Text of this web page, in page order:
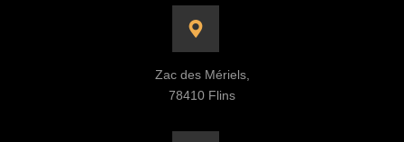
Zac des Mériels,
78410 Flins